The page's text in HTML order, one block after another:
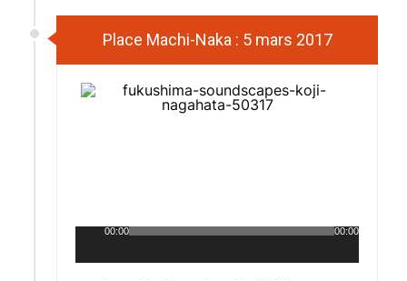
Place Machi-Naka : 5 mars 2017
Lecteur
00:00 00:00